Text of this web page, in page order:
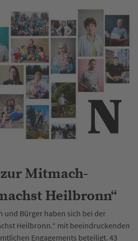
Mitmach-
Heilbronn“
und Bürger haben sich bei der
Heilbronn.“ mit beeindruckenden
Engagements beteiligt. 43